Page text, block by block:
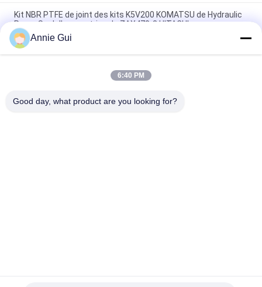
Kit NBR PTFE de joint des kits K5V200 KOMATSU de Hydraulic
Pump Seal d'excavatrice de ZAX470-3 HITACHI
Kit de joint de pompe hydraulique SBS120 adapté au kit de
joint d'excavatrice modèles CAT 320C D
Kit d'étanchéité à pompe hydraulique haute performance 708-
Annie Gui
6:40 PM
Good day, what product are you looking for?